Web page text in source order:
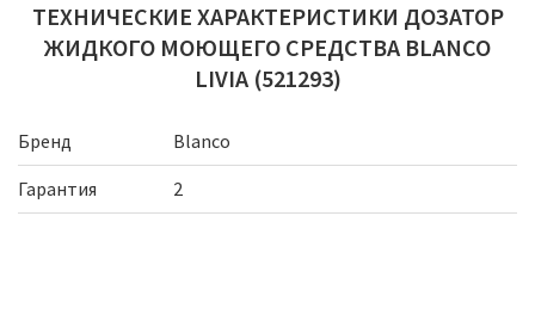
ТЕХНИЧЕСКИЕ ХАРАКТЕРИСТИКИ ДОЗАТОР
ЖИДКОГО МОЮЩЕГО СРЕДСТВА BLANCO
LIVIA (521293)
Бренд
Blanco
Гарантия
2